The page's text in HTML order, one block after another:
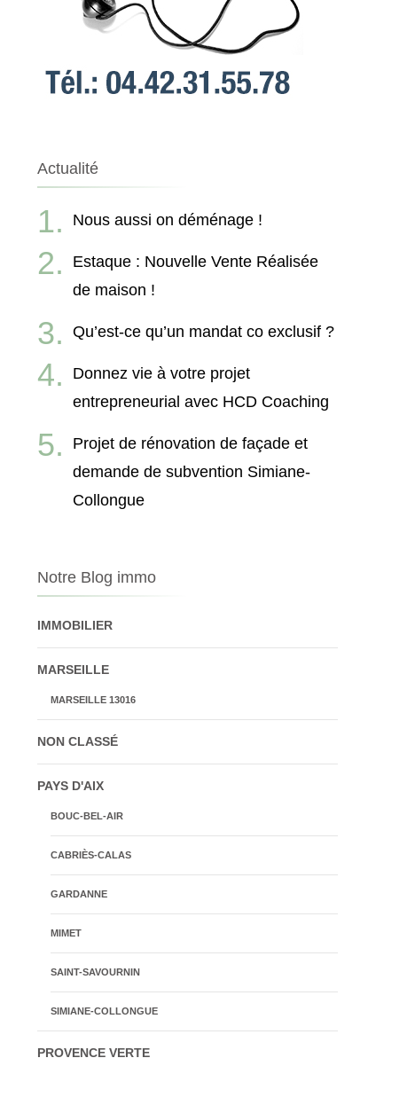
Actualité
Nous aussi on déménage !
Estaque : Nouvelle Vente Réalisée
de maison !
Qu’est-ce qu’un mandat co exclusif ?
Donnez vie à votre projet
entrepreneurial avec HCD Coaching
Projet de rénovation de façade et
demande de subvention Simiane-
Collongue
Notre Blog immo
IMMOBILIER
MARSEILLE
MARSEILLE 13016
NON CLASSÉ
PAYS D'AIX
BOUC-BEL-AIR
CABRIÈS-CALAS
GARDANNE
MIMET
SAINT-SAVOURNIN
SIMIANE-COLLONGUE
PROVENCE VERTE